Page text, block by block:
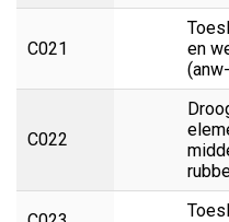
C021
en
C022